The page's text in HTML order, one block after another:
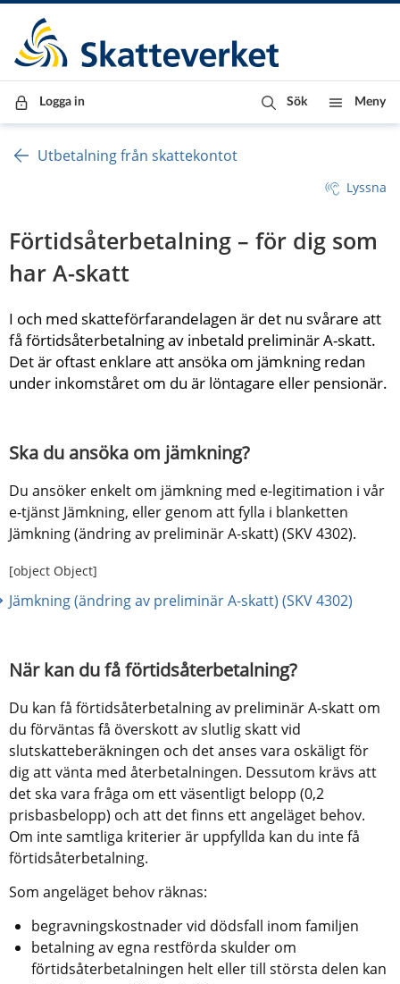
Till innehåll
Till navigationen
Till chattrobot
Logga in Sök Meny
Utbetalning från skattekontot
Lyssna
Förtidsåterbetalning – för dig som
har A-skatt
I och med skatteförfarandelagen är det nu svårare att
få förtidsåterbetalning av inbetald preliminär A-skatt.
Det är oftast enklare att ansöka om jämkning redan
under inkomståret om du är löntagare eller pensionär.
Ska du ansöka om jämkning?
Du ansöker enkelt om jämkning med e-legitimation i vår
e-tjänst Jämkning, eller genom att fylla i blanketten
Jämkning (ändring av preliminär A-skatt) (SKV 4302).
[object Object]
Jämkning (ändring av preliminär A-skatt) (SKV 4302)
När kan du få förtidsåterbetalning?
Du kan få förtidsåterbetalning av preliminär A-skatt om
du förväntas få överskott av slutlig skatt vid
slutskatteberäkningen och det anses vara oskäligt för
dig att vänta med återbetalningen. Dessutom krävs att
det ska vara fråga om ett väsentligt belopp (0,2
prisbasbelopp) och att det finns ett angeläget behov.
Om inte samtliga kriterier är uppfyllda kan du inte få
förtidsåterbetalning.
Som angeläget behov räknas:
begravningskostnader vid dödsfall inom familjen
betalning av egna restförda skulder om
förtidsåterbetalningen helt eller till största delen kan